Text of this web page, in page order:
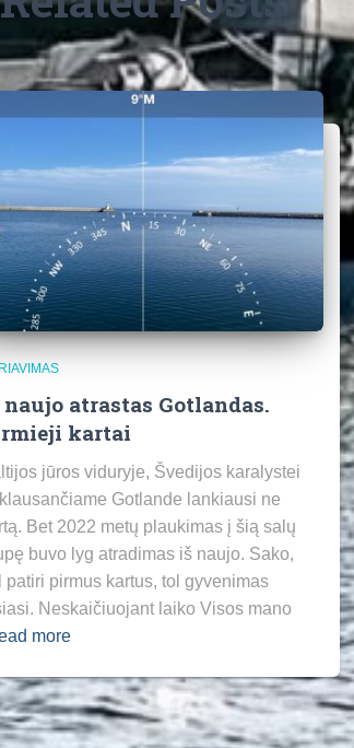
atrastas Gotlandas.
kartai
jūros viduryje, Švedijos karalystei
Gotlande lankiausi ne
Bet 2022 metų plaukimas į šią salų
buvo lyg atradimas iš naujo. Sako,
patiri pirmus kartus, tol gyvenimas
Neskaičiuojant laiko Visos mano
more